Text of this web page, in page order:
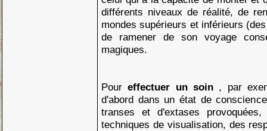
différents niveaux de réalité, de
mondes supérieurs et inférieurs
de ramener de son voyage
magiques.
Poureffectuer un soin , par
d'abord dans un état de
transes et d'extases
techniques de visualisation, des